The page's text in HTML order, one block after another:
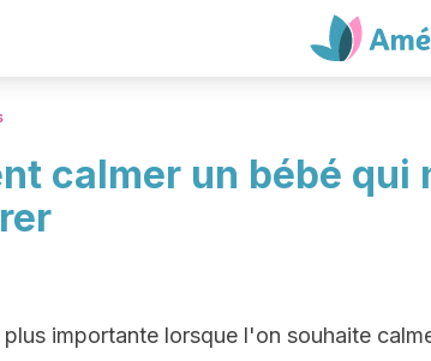
calmer un bébé qui
plus importante lorsque l'on souhaite